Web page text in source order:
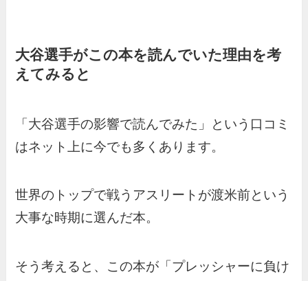
大谷選手がこの本を読んでいた理由を考
えてみると
「大谷選手の影響で読んでみた」という口コミ
はネット上に今でも多くあります。
世界のトップで戦うアスリートが渡米前という
大事な時期に選んだ本。
そう考えると、この本が「プレッシャーに負け